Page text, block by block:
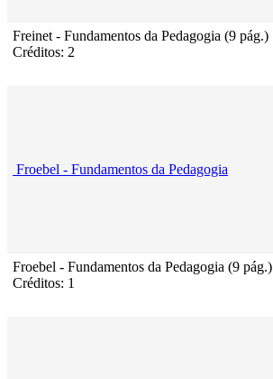
Freinet - Fundamentos da Pedagogia (9 pág.)
Créditos: 2
Froebel - Fundamentos da Pedagogia
Froebel - Fundamentos da Pedagogia (9 pág.)
Créditos: 1